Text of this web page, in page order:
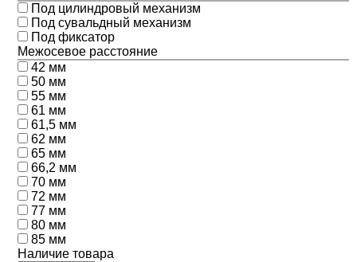
Под цилиндровый механизм
Под сувальдный механизм
Под фиксатор
Межосевое расстояние
42 мм
50 мм
55 мм
61 мм
61,5 мм
62 мм
65 мм
66,2 мм
70 мм
72 мм
77 мм
80 мм
85 мм
Наличие товара